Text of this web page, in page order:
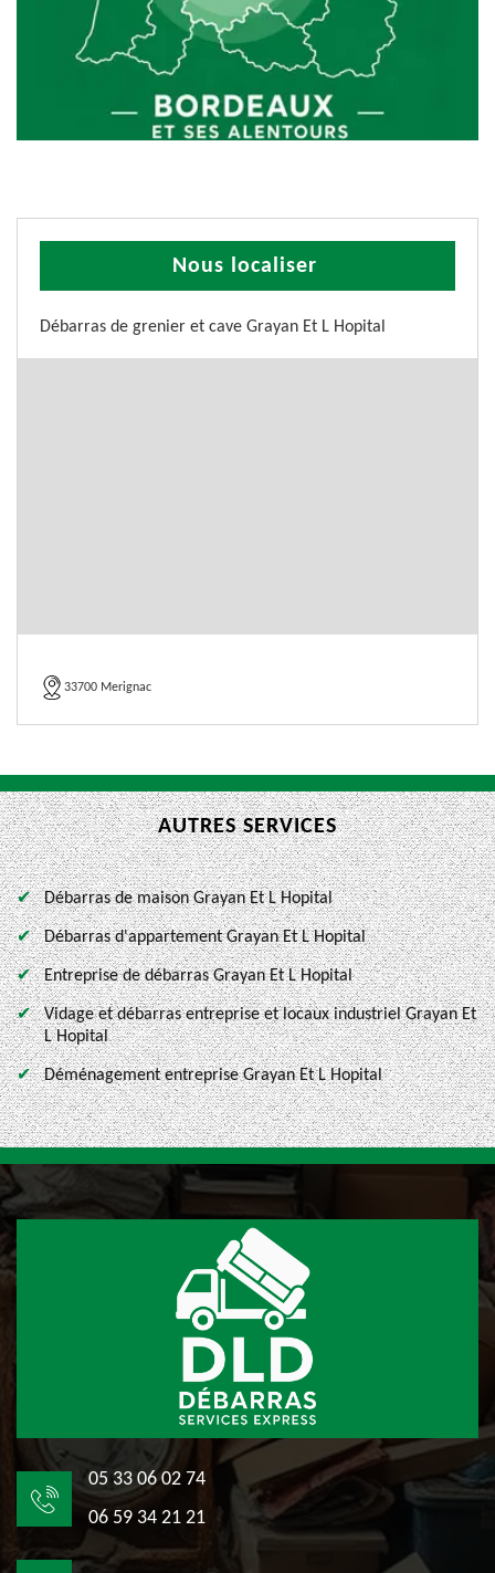
Nous localiser
Débarras de grenier et cave Grayan Et L Hopital
33700 Merignac
AUTRES SERVICES
Débarras de maison Grayan Et L Hopital
Débarras d'appartement Grayan Et L Hopital
Entreprise de débarras Grayan Et L Hopital
Vidage et débarras entreprise et locaux industriel Grayan Et
L Hopital
Déménagement entreprise Grayan Et L Hopital
05 33 06 02 74
06 59 34 21 21